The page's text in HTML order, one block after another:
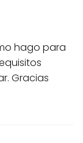
hago para
Gracias